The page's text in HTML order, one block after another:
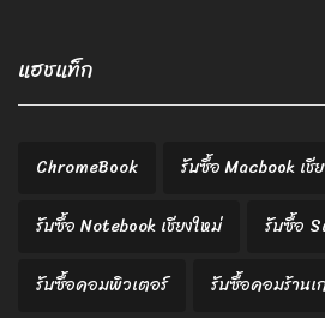
แฮชแท็ก
ChromeBook
รับซื้อ Macbook เชี
รับซื้อ Notebook เชียงใหม่
รับซื้อ
รับซื้อคอมพิวเตอร์
รับซื้อคอมร้านเ